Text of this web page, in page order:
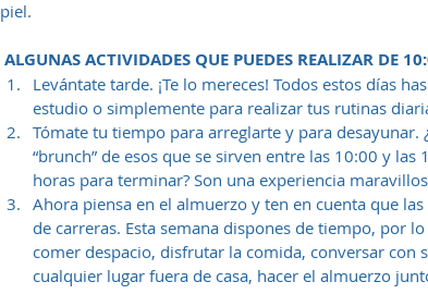
piel.
ALGUNAS ACTIVIDADES QUE PUEDES REALIZAR DE
Levántate tarde. ¡Te lo mereces! Todos estos días
estudio o simplemente para realizar tus rutinas
Tómate tu tiempo para arreglarte y para desayunar.
“brunch” de esos que se sirven entre las 10:00 y
horas para terminar? Son una experiencia
Ahora piensa en el almuerzo y ten en cuenta que
de carreras. Esta semana dispones de tiempo, por
comer despacio, disfrutar la comida, conversar con
cualquier lugar fuera de casa, hacer el almuerzo